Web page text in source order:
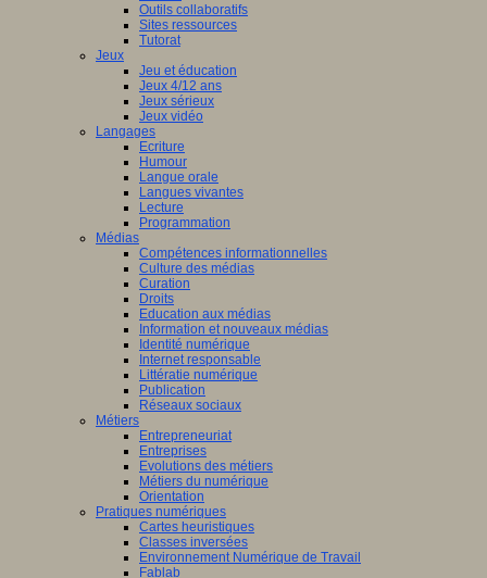
Outils collaboratifs
Sites ressources
Tutorat
Jeux
Jeu et éducation
Jeux 4/12 ans
Jeux sérieux
Jeux vidéo
Langages
Ecriture
Humour
Langue orale
Langues vivantes
Lecture
Programmation
Médias
Compétences informationnelles
Culture des médias
Curation
Droits
Education aux médias
Information et nouveaux médias
Identité numérique
Internet responsable
Littératie numérique
Publication
Réseaux sociaux
Métiers
Entrepreneuriat
Entreprises
Evolutions des métiers
Métiers du numérique
Orientation
Pratiques numériques
Cartes heuristiques
Classes inversées
Environnement Numérique de Travail
Fablab